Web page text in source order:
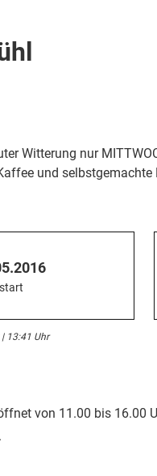
Witterung nur
und selbstgemachte
13:41 Uhr
von 11.00 bis 16.00